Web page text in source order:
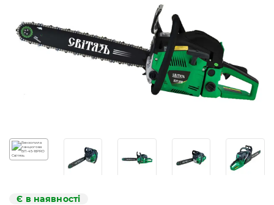
Є в наявності